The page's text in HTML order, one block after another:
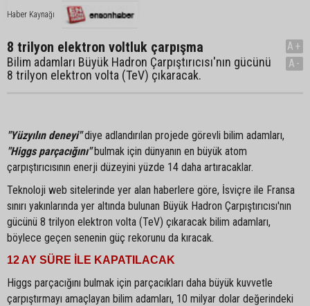
Haber Kaynağı
8 trilyon elektron voltluk çarpışma
Bilim adamları Büyük Hadron Çarpıştırıcısı'nın gücünü
8 trilyon elektron volta (TeV) çıkaracak.
A+
A-
"Yüzyılın deneyi"diye adlandırılan projede görevli bilim adamları,
"Higgs parçacığını"bulmak için dünyanın en büyük atom
çarpıştırıcısının enerji düzeyini yüzde 14 daha artıracaklar.
Teknoloji web sitelerinde yer alan haberlere göre, İsviçre ile Fransa
sınırı yakınlarında yer altında bulunan Büyük Hadron Çarpıştırıcısı'nın
gücünü 8 trilyon elektron volta (TeV) çıkaracak bilim adamları,
böylece geçen senenin güç rekorunu da kıracak.
12 AY SÜRE İLE KAPATILACAK
Higgs parçacığını bulmak için parçacıkları daha büyük kuvvetle
çarpıştırmayı amaçlayan bilim adamları, 10 milyar dolar değerindeki